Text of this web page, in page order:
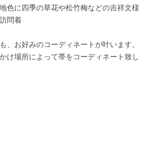
色に四季の草花や松竹梅などの吉祥文様
問着
、お好みのコーディネートが叶います。
け場所によって帯をコーディネート致し